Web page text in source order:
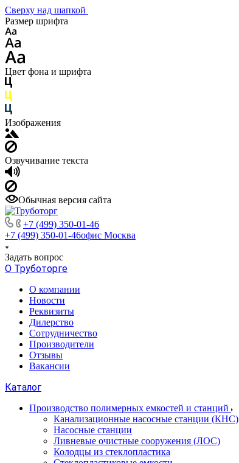
Сверху над шапкой
Размер шрифта
Цвет фона и шрифта
Изображения
Озвучивание текста
Обычная версия сайта
+7 (499) 350-01-46
+7 (499) 350-01-46офис Москва
Задать вопрос
О Труботорге
О компании
Новости
Реквизиты
Дилерство
Сотрудничество
Производители
Отзывы
Вакансии
Каталог
Производство полимерных емкостей и станций
Канализационные насосные станции (КНС)
Насосные станции
Ливневые очистные сооружения (ЛОС)
Колодцы из стеклопластика